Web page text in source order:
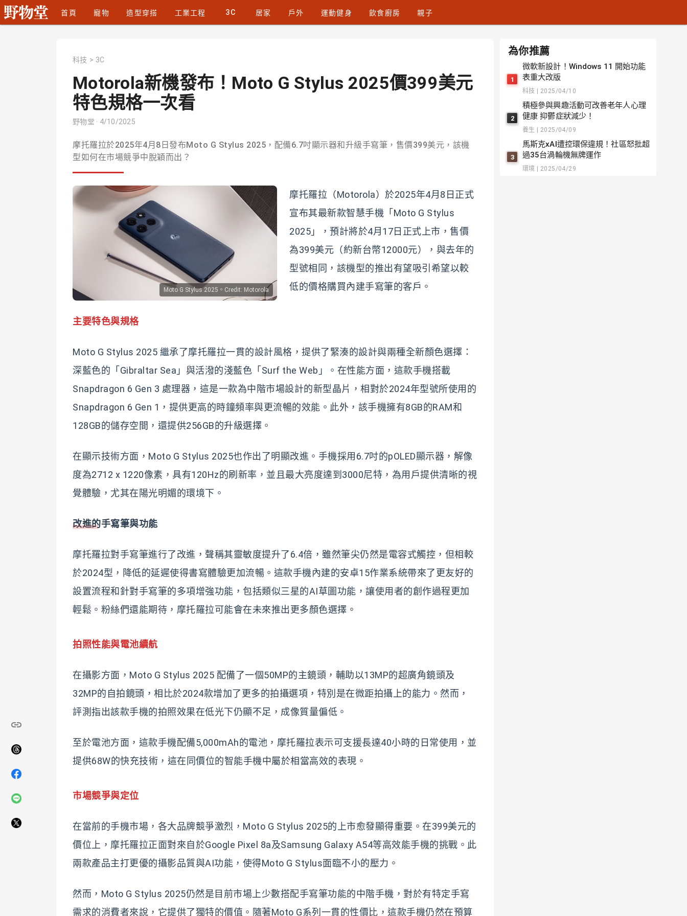
首頁 寵物 造型穿搭 工業工程 3C 居家 戶外 運動健身 飲食廚房 親子
科技 > 3C
Motorola新機發布！Moto G Stylus 2025價399美元
特色規格一次看
野物堂 · 4/10/2025
摩托羅拉於2025年4月8日發布Moto G Stylus 2025，配備6.7吋顯示器和升級手寫筆，售價399美元，該機
型如何在市場競爭中脫穎而出？
Moto G Stylus 2025。Credit: Motorola
摩托羅拉（Motorola）於2025年4月8日正式
宣布其最新款智慧手機「Moto G Stylus
2025」，預計將於4月17日正式上市，售價
為399美元（約新台幣12000元），與去年的
型號相同，該機型的推出有望吸引希望以較
低的價格購買內建手寫筆的客戶。
主要特色與規格
Moto G Stylus 2025 繼承了摩托羅拉一貫的設計風格，提供了緊湊的設計與兩種全新顏色選擇：
深藍色的「Gibraltar Sea」與活潑的淺藍色「Surf the Web」。在性能方面，這款手機搭載
Snapdragon 6 Gen 3 處理器，這是一款為中階市場設計的新型晶片，相對於2024年型號所使用的
Snapdragon 6 Gen 1，提供更高的時鐘頻率與更流暢的效能。此外，該手機擁有8GB的RAM和
128GB的儲存空間，還提供256GB的升級選擇。
在顯示技術方面，Moto G Stylus 2025也作出了明顯改進。手機採用6.7吋的pOLED顯示器，解像
度為2712 x 1220像素，具有120Hz的刷新率，並且最大亮度達到3000尼特，為用戶提供清晰的視
覺體驗，尤其在陽光明媚的環境下。
改進的手寫筆與功能
摩托羅拉對手寫筆進行了改進，聲稱其靈敏度提升了6.4倍，雖然筆尖仍然是電容式觸控，但相較
於2024型，降低的延遲使得書寫體驗更加流暢。這款手機內建的安卓15作業系統帶來了更友好的
設置流程和針對手寫筆的多項增強功能，包括類似三星的AI草圖功能，讓使用者的創作過程更加
輕鬆。粉絲們還能期待，摩托羅拉可能會在未來推出更多顏色選擇。
拍照性能與電池續航
在攝影方面，Moto G Stylus 2025 配備了一個50MP的主鏡頭，輔助以13MP的超廣角鏡頭及
32MP的自拍鏡頭，相比於2024款增加了更多的拍攝選項，特別是在微距拍攝上的能力。然而，
評測指出該款手機的拍照效果在低光下仍顯不足，成像質量偏低。
至於電池方面，這款手機配備5,000mAh的電池，摩托羅拉表示可支援長達40小時的日常使用，並
提供68W的快充技術，這在同價位的智能手機中屬於相當高效的表現。
市場競爭與定位
在當前的手機市場，各大品牌競爭激烈，Moto G Stylus 2025的上市愈發顯得重要。在399美元的
價位上，摩托羅拉正面對來自於Google Pixel 8a及Samsung Galaxy A54等高效能手機的挑戰。此
兩款產品主打更優的攝影品質與AI功能，使得Moto G Stylus面臨不小的壓力。
然而，Moto G Stylus 2025仍然是目前市場上少數搭配手寫筆功能的中階手機，對於有特定手寫
需求的消費者來說，它提供了獨特的價值。隨著Moto G系列一貫的性價比，這款手機仍然在預算
為你推薦
1
微軟新設計！Windows 11 開始功能
表重大改版
科技 | 2025/04/10
2
積極參與興趣活動可改善老年人心理
健康 抑鬱症狀減少！
養生 | 2025/04/09
3
馬斯克xAI遭控環保違規！社區怒批超
過35台渦輪機無牌運作
環境 | 2025/04/29